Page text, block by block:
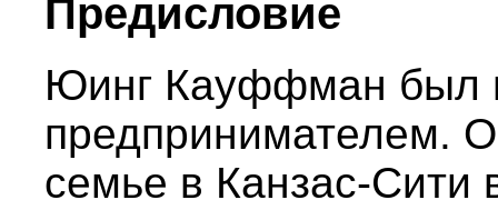
Предисловие
Юинг Кауффман был
предпринимателем.
семье в Канзас-Сити